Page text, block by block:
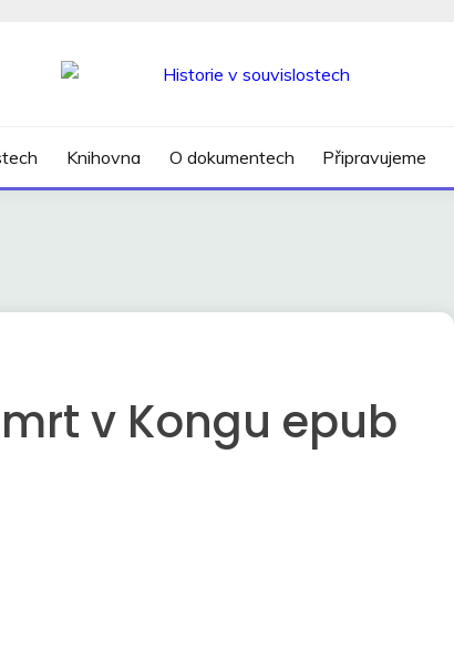
Knihovna O dokumentech Připravujeme
v Kongu epub